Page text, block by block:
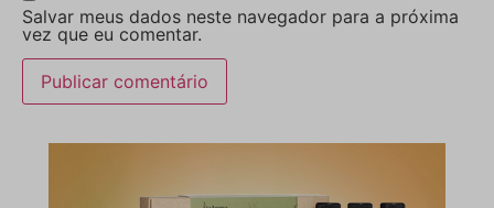
Salvar meus dados neste navegador para a próxima
vez que eu comentar.